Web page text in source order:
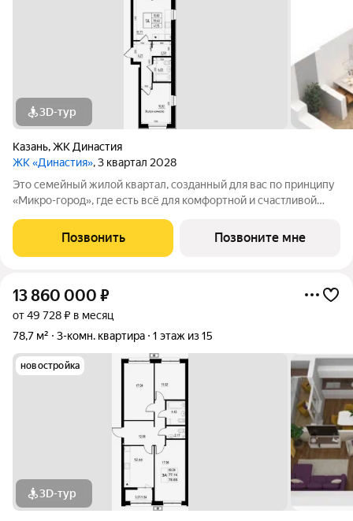
3D-тур
Казань,ЖК Династия
ЖК «Династия», 3 квартал 2028
Это семейный жилой квартал, созданный для вас по принципу
«Микро-город», где есть всё для комфортной и счастливой
части города, в 15 минутах от станции метро
"Авиастроительная", с разнообразием
Позвонить Позвоните мне
13 860 000 ₽
от 49 728 ₽ в месяц
78,7 м²
3-комн. квартира 1 этаж из 15
новостройка
3D-тур